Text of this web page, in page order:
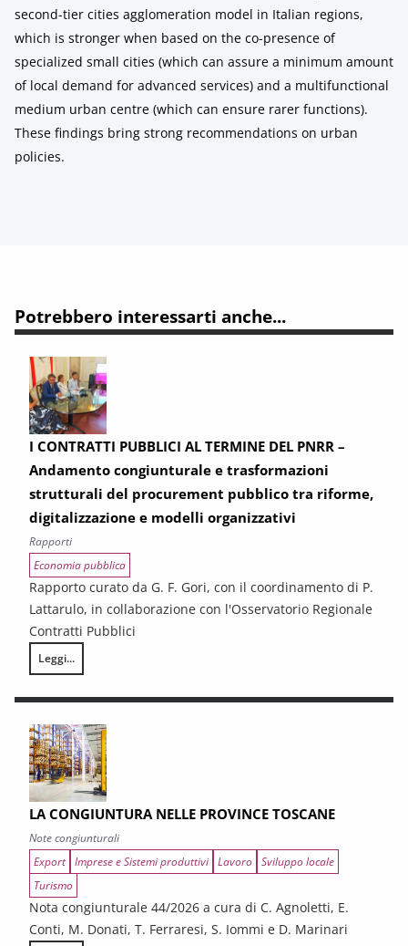
second-tier cities agglomeration model in Italian regions,
which is stronger when based on the co-presence of
specialized small cities (which can assure a minimum amount
of local demand for advanced services) and a multifunctional
medium urban centre (which can ensure rarer functions).
These findings bring strong recommendations on urban
policies.
Potrebbero interessarti anche...
I CONTRATTI PUBBLICI AL TERMINE DEL PNRR –
Andamento congiunturale e trasformazioni
strutturali del procurement pubblico tra riforme,
digitalizzazione e modelli organizzativi
Rapporti
Economia pubblica
Rapporto curato da G. F. Gori, con il coordinamento di P.
Lattarulo, in collaborazione con l'Osservatorio Regionale
Contratti Pubblici
Leggi...
I CONTRATTI PUBBLICI AL TERMINE DEL PNRR – Andamento
LA CONGIUNTURA NELLE PROVINCE TOSCANE
Note congiunturali
Export Imprese e Sistemi produttivi Lavoro Sviluppo locale
Turismo
Nota congiunturale 44/2026 a cura di C. Agnoletti, E.
Conti, M. Donati, T. Ferraresi, S. Iommi e D. Marinari